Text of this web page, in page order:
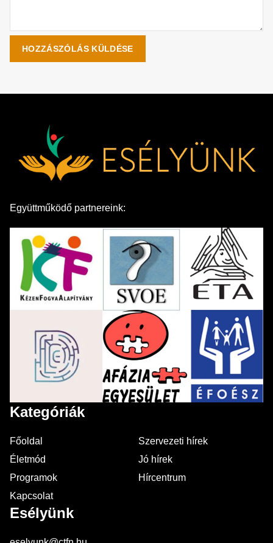
Együttműködő partnereink:
Kategóriák
Főoldal
Szervezeti hírek
Életmód
Jó hírek
Programok
Hírcentrum
Kapcsolat
Esélyünk